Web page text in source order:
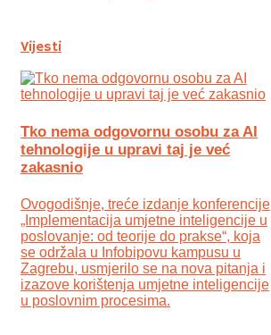
Vijesti
Tko nema odgovornu osobu za AI
tehnologije u upravi taj je već
zakasnio
Ovogodišnje, treće izdanje konferencije
„Implementacija umjetne inteligencije u
poslovanje: od teorije do prakse“, koja
se održala u Infobipovu kampusu u
Zagrebu, usmjerilo se na nova pitanja i
izazove korištenja umjetne inteligencije
u poslovnim procesima.